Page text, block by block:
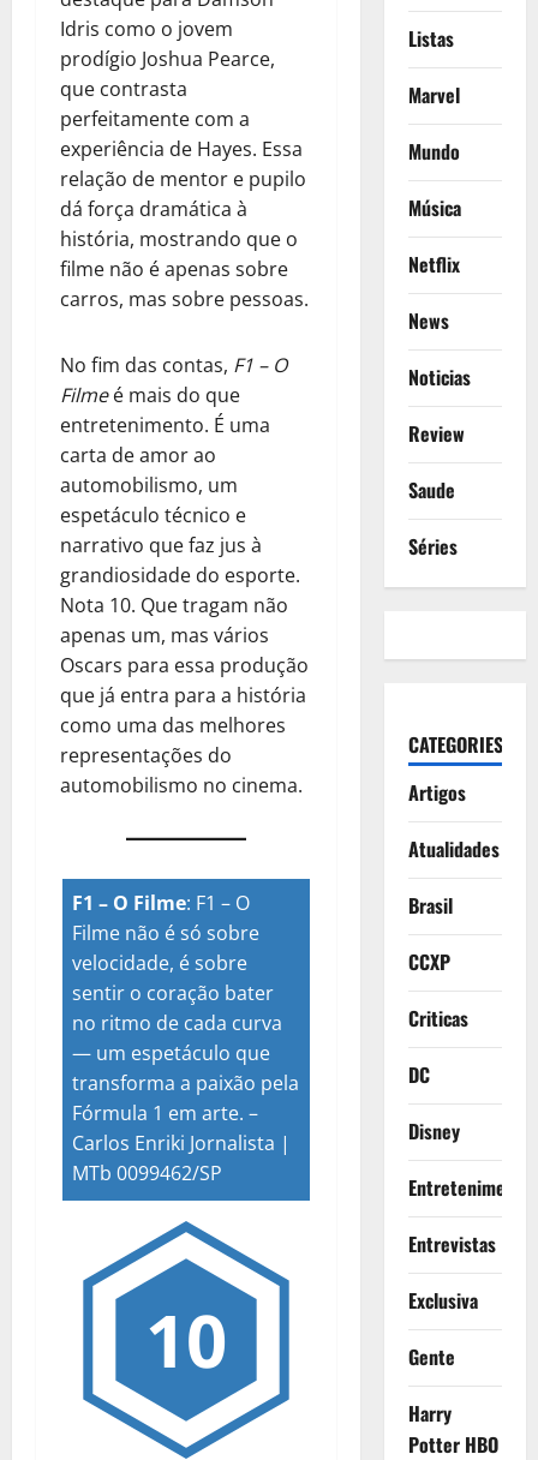
Idris como o jovem
prodígio Joshua Pearce,
que contrasta
perfeitamente com a
experiência de Hayes. Essa
relação de mentor e pupilo
dá força dramática à
história, mostrando que o
filme não é apenas sobre
carros, mas sobre pessoas.
No fim das contas, F1 – O
Filmeé mais do que
entretenimento. É uma
carta de amor ao
automobilismo, um
espetáculo técnico e
narrativo que faz jus à
grandiosidade do esporte.
Nota 10. Que tragam não
apenas um, mas vários
Oscars para essa produção
que já entra para a história
como uma das melhores
representações do
automobilismo no cinema.
F1 – O Filme: F1 – O
Filme não é só sobre
velocidade, é sobre
sentir o coração bater
no ritmo de cada curva
— um espetáculo que
transforma a paixão pela
Fórmula 1 em arte. –
Carlos Enriki Jornalista |
MTb 0099462/SP
10
Listas
Marvel
Mundo
Música
Netflix
News
Noticias
Review
Saude
Séries
CATEGORIES
Artigos
Atualidades
Brasil
CCXP
Criticas
DC
Disney
Entretenimento
Entrevistas
Exclusiva
Gente
Harry
Potter HBO